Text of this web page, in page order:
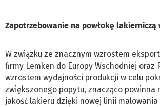
Zapotrzebowanie na powłokę
W związku ze znacznym wzrostem
firmy Lemken do Europy Wschodniej oraz
wzrostem wydajności produkcji w celu
zwiększonego popytu, znacząco powinna
jakość lakieru dzięki nowej linii malowania